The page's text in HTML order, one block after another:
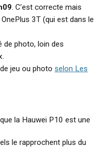
. C’est correcte mais
3T (qui est dans le
de photo, loin des
jeu ou photoselon Les
la Hauwei P10 est une
le rapprochent plus du